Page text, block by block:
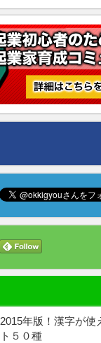
2015年版！漢字が使
ト５０種